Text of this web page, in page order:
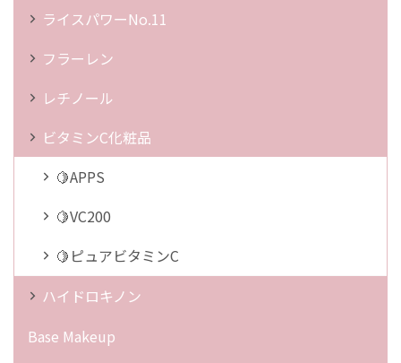
ライスパワーNo.11
フラーレン
レチノール
ビタミンC化粧品
🍋APPS
🍋VC200
🍋ピュアビタミンC
ハイドロキノン
Base Makeup